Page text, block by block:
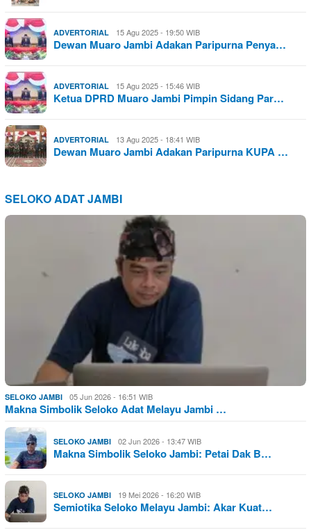
ADVERTORIAL 15 Agu 2025 - 19:50 WIB
Dewan Muaro Jambi Adakan Paripurna Penya…
ADVERTORIAL 15 Agu 2025 - 15:46 WIB
Ketua DPRD Muaro Jambi Pimpin Sidang Par…
ADVERTORIAL 13 Agu 2025 - 18:41 WIB
Dewan Muaro Jambi Adakan Paripurna KUPA …
SELOKO ADAT JAMBI
SELOKO JAMBI 05 Jun 2026 - 16:51 WIB
Makna Simbolik Seloko Adat Melayu Jambi …
SELOKO JAMBI 02 Jun 2026 - 13:47 WIB
Makna Simbolik Seloko Jambi: Petai Dak B…
SELOKO JAMBI 19 Mei 2026 - 16:20 WIB
Semiotika Seloko Melayu Jambi: Akar Kuat…